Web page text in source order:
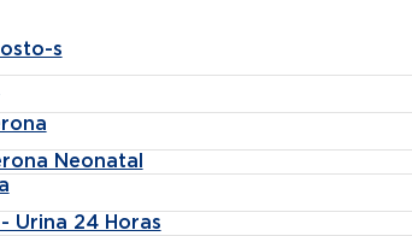
s
Neonatal
Urina 24 Horas